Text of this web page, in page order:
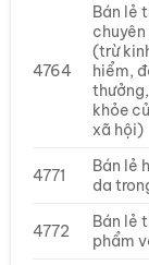
4764
Bán lẻ
(trừ
hiểm,
khỏe
xã hội)
4771
Bán lẻ
da
4772
Bán lẻ
phẩm